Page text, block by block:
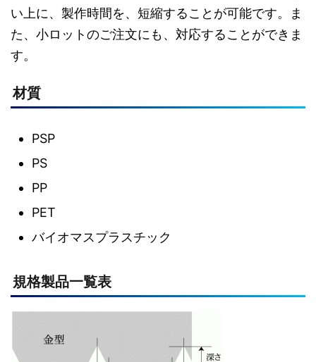
い上に、製作時間を、短縮することが可能です。ま
た、小ロットのご注文にも、対応することができま
す。
材質
PSP
PS
PP
PET
バイオマスプラスチック
規格製品一覧表